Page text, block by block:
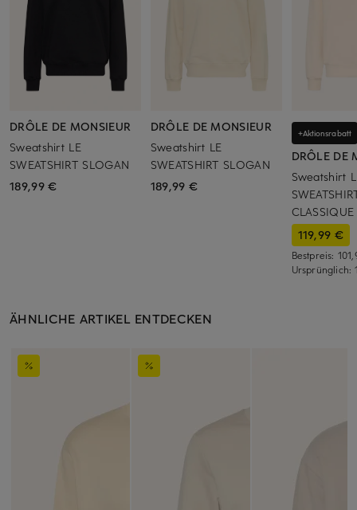
DRÔLE DE MONSIEUR
Sweatshirt LE
SWEATSHIRT SLOGAN
189,99 €
DRÔLE DE MONSIEUR
Sweatshirt LE
SWEATSHIRT SLOGAN
189,99 €
+Aktionsrabatt
DRÔLE DE
Sweatshirt
CLASSIQUE
119,99 €
Bestpreis:
Ursprünglich:
ÄHNLICHE ARTIKEL ENTDECKEN